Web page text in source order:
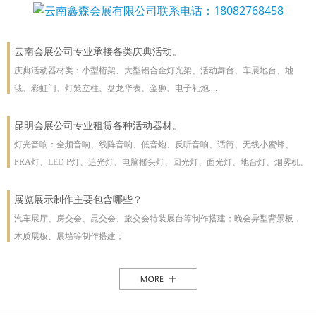
云南会展公司专业承接各类庆典活动。
庆典活动器材类：小型桁架、大型铝合金灯光架、活动舞台、车展地台、地
毯、彩虹门、灯笼立柱、盘龙华表、金狮、电子礼炮....
昆明会展公司专业租赁各种活动器材。
灯光音响：全频音响、线阵音响、低音炮、反听音响、话筒、无线小蜜蜂、
PRA灯、LED P灯、追光灯、电脑摇头灯、回光灯、面光灯、地台灯、烟雾机、
展览展示制作主要包含哪些？
汽车展厅、房交会、昆交会、旅交会特装展台等制作搭建；晚会异型背景板，
木质展板、展墙等制作搭建；